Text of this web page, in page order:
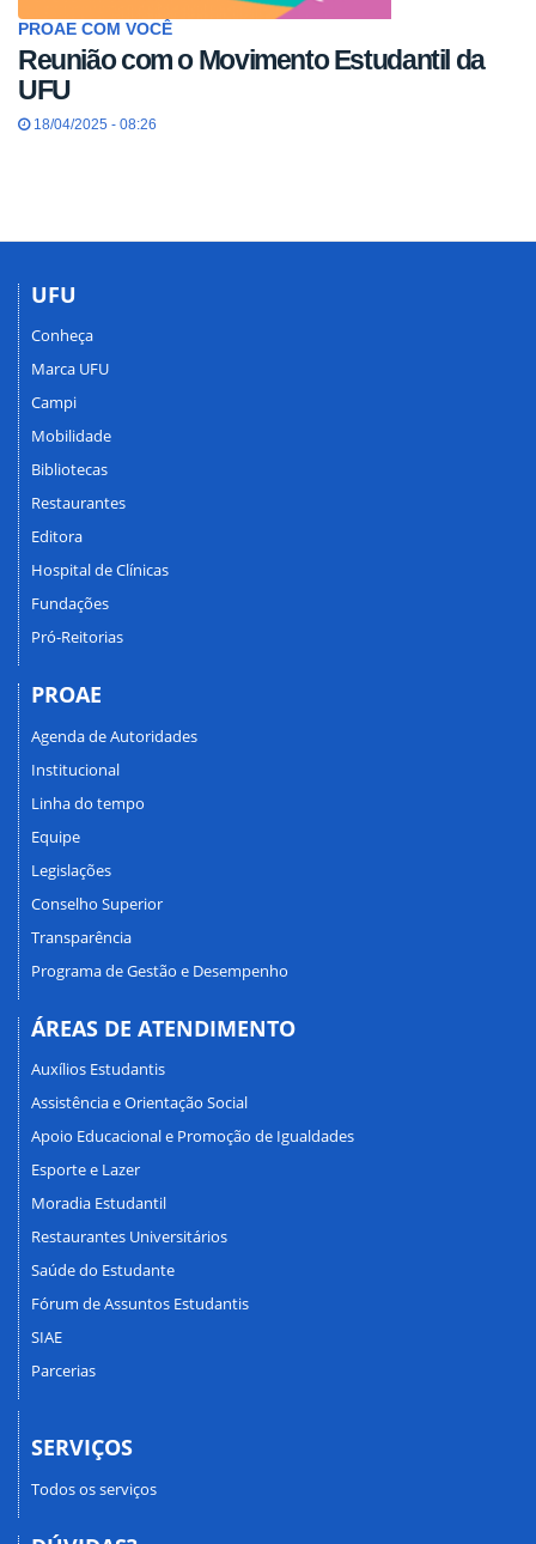
PROAE COM VOCÊ
Reunião com o Movimento Estudantil da
UFU
18/04/2025 - 08:26
UFU
Conheça
Marca UFU
Campi
Mobilidade
Bibliotecas
Restaurantes
Editora
Hospital de Clínicas
Fundações
Pró-Reitorias
PROAE
Agenda de Autoridades
Institucional
Linha do tempo
Equipe
Legislações
Conselho Superior
Transparência
Programa de Gestão e Desempenho
ÁREAS DE ATENDIMENTO
Auxílios Estudantis
Assistência e Orientação Social
Apoio Educacional e Promoção de Igualdades
Esporte e Lazer
Moradia Estudantil
Restaurantes Universitários
Saúde do Estudante
Fórum de Assuntos Estudantis
SIAE
Parcerias
SERVIÇOS
Todos os serviços